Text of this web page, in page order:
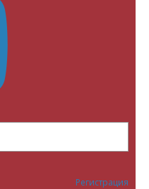
Регистрация